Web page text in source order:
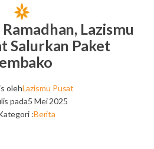
Lazismu
Salurkan Paket
olehLazismu Pusat
pada5 Mei 2025
:Berita